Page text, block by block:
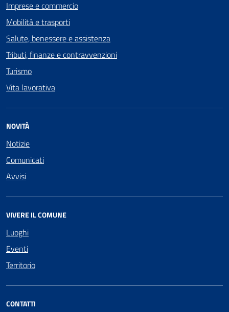
Imprese e commercio
Mobilità e trasporti
Salute, benessere e assistenza
Tributi, finanze e contravvenzioni
Turismo
Vita lavorativa
NOVITÀ
Notizie
Comunicati
Avvisi
VIVERE IL COMUNE
Luoghi
Eventi
Territorio
CONTATTI